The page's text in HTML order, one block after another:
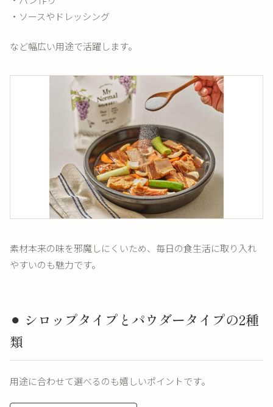
・ソースやドレッシング
など幅広い用途で活躍します。
素材本来の味を邪魔しにくいため、毎日の食生活に取り入れ
やすいのも魅力です。
⚫︎ シロップタイプとパウダータイプの2種
類
用途に合わせて選べるのも嬉しいポイントです。